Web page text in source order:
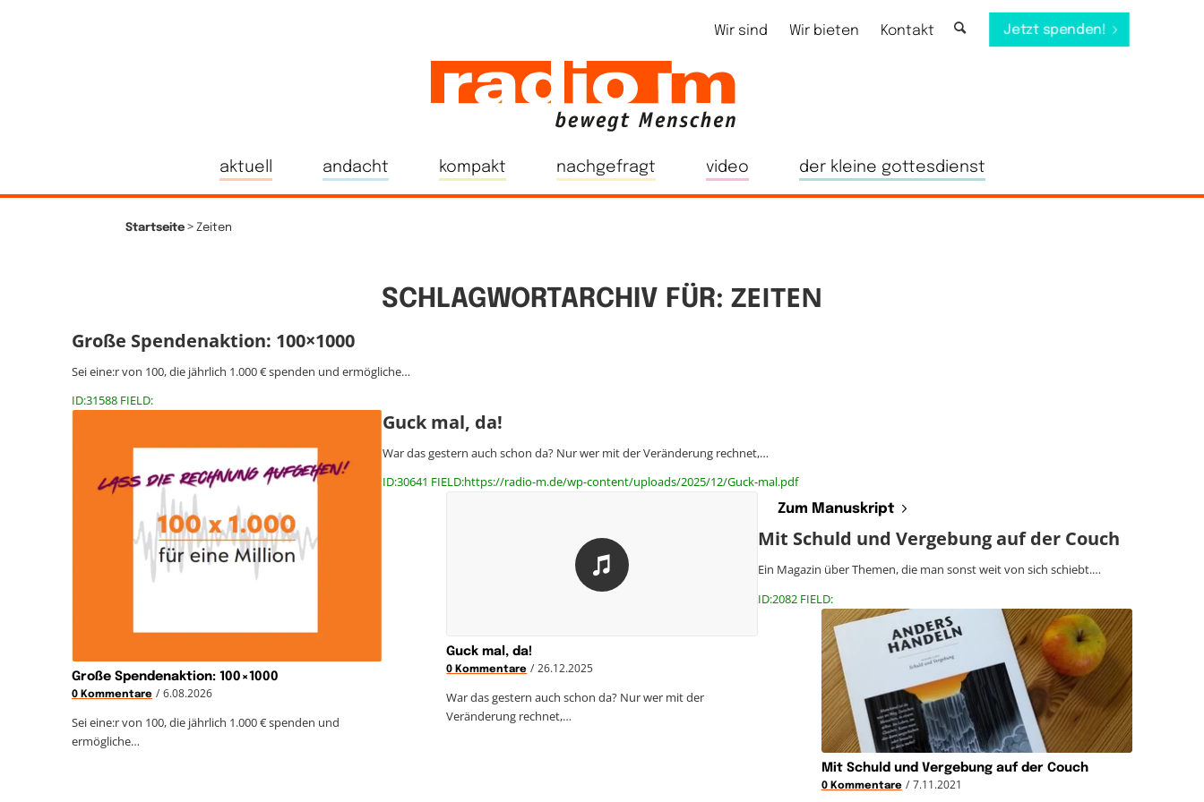
Wir sind Wir bieten Kontakt Jetzt spenden!
aktuell andacht kompakt nachgefragt video der kleine gottesdienst
Startseite > Zeiten
SCHLAGWORTARCHIV FÜR: ZEITEN
Große Spendenaktion: 100×1000
Sei eine:r von 100, die jährlich 1.000 € spenden und ermögliche…
ID:31588 FIELD:
Große Spendenaktion: 100×1000
0 Kommentare / 6.08.2026
Sei eine:r von 100, die jährlich 1.000 € spenden und
ermögliche…
Guck mal, da!
War das gestern auch schon da? Nur wer mit der Veränderung rechnet,…
ID:30641 FIELD:https://radio-m.de/wp-content/uploads/2025/12/Guck-mal.pdf
Zum Manuskript
Guck mal, da!
0 Kommentare / 26.12.2025
War das gestern auch schon da? Nur wer mit der
Veränderung rechnet,…
Mit Schuld und Vergebung auf der Couch
Ein Magazin über Themen, die man sonst weit von sich schiebt.…
ID:2082 FIELD:
Mit Schuld und Vergebung auf der Couch
0 Kommentare / 7.11.2021